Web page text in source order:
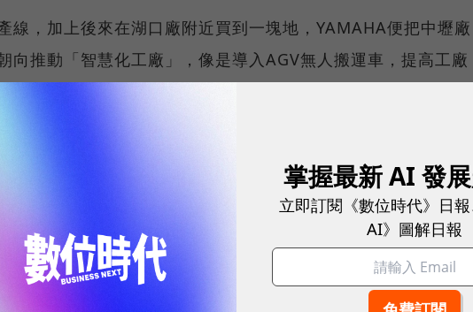
線，加上後來在湖口廠附近買到一塊地，YAMAHA便把中壢廠
向推動「智慧化工廠」，像是導入AGV無人搬運車，提高工廠
車體零件可以直接組裝，減少運輸過程的碳排放。
掌握最新 AI 發
立即訂閱《數位時代》日
AI》圖解日報